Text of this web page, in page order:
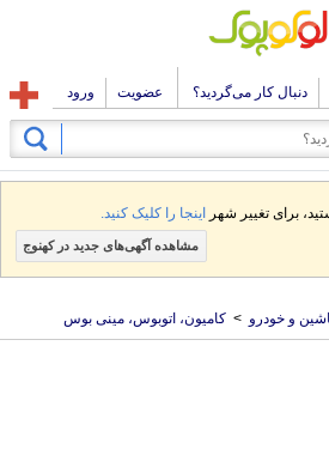
دنبال کار می‌گردید؟ عضویت ورود
برای تغییر شهر اینجا را کلیک کنید.
مشاهده آگهی‌های جدید در کهنوج
و خودرو > کامیون، اتوبوس، مینی بوس